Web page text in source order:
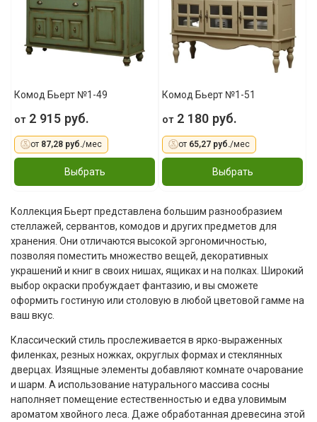
Комод Бьерт №1-49
от2 915 руб.
от 87,28 руб./мес
Выбрать
Комод Бьерт №1-51
от2 180 руб.
от 65,27 руб./мес
Выбрать
Коллекция Бьерт представлена большим разнообразием
стеллажей, сервантов, комодов и других предметов для
хранения. Они отличаются высокой эргономичностью,
позволяя поместить множество вещей, декоративных
украшений и книг в своих нишах, ящиках и на полках. Широкий
выбор окраски пробуждает фантазию, и вы сможете
оформить гостиную или столовую в любой цветовой гамме на
ваш вкус.
Классический стиль прослеживается в ярко-выраженных
филенках, резных ножках, округлых формах и стеклянных
дверцах. Изящные элементы добавляют комнате очарование
и шарм. А использование натурального массива сосны
наполняет помещение естественностью и едва уловимым
ароматом хвойного леса. Даже обработанная древесина этой